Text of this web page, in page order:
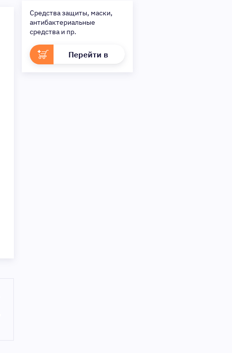
Средства защиты, маски,
антибактериальные
средства и пр.
Перейти в